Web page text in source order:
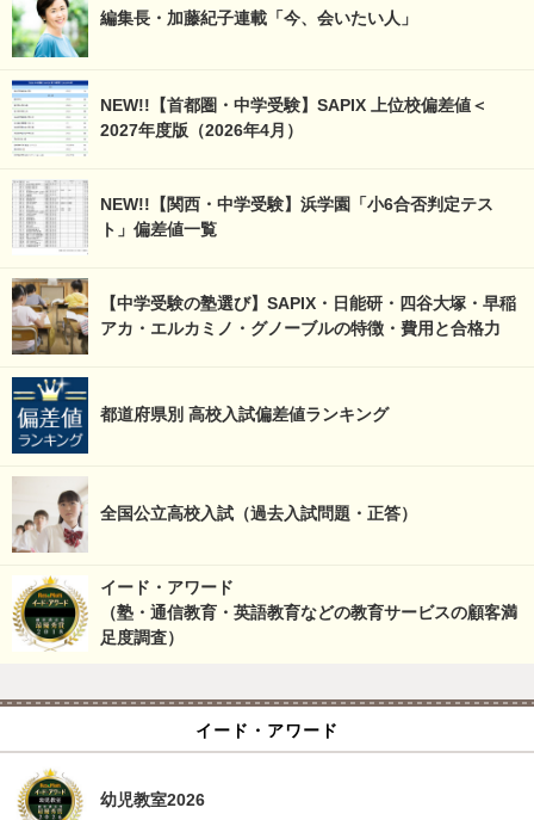
編集長・加藤紀子連載「今、会いたい人」
NEW!!【首都圏・中学受験】SAPIX 上位校偏差値＜
2027年度版（2026年4月）
NEW!!【関西・中学受験】浜学園「小6合否判定テス
ト」偏差値一覧
【中学受験の塾選び】SAPIX・日能研・四谷大塚・早稲
アカ・エルカミノ・グノーブルの特徴・費用と合格力
都道府県別 高校入試偏差値ランキング
全国公立高校入試（過去入試問題・正答）
イード・アワード
（塾・通信教育・英語教育などの教育サービスの顧客満
足度調査）
イード・アワード
幼児教室2026